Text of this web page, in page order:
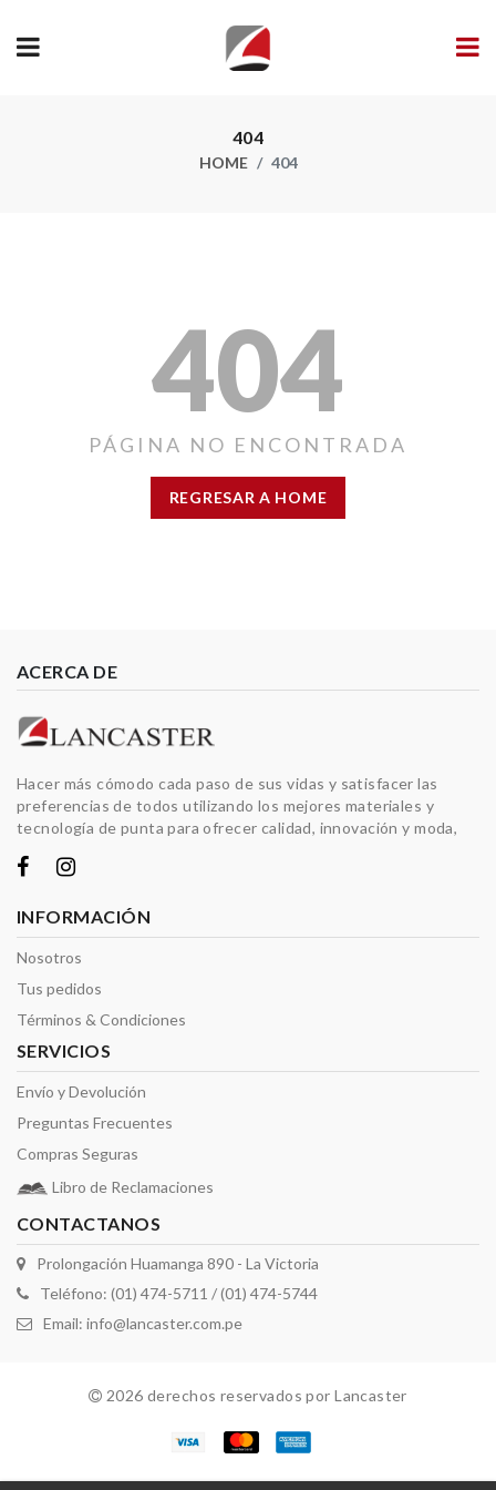
404
HOME 404
404
PÁGINA NO ENCONTRADA
REGRESAR A HOME
ACERCA DE
Hacer más cómodo cada paso de sus vidas y satisfacer las
preferencias de todos utilizando los mejores materiales y
tecnología de punta para ofrecer calidad, innovación y moda,
INFORMACIÓN
Nosotros
Tus pedidos
Términos & Condiciones
SERVICIOS
Envío y Devolución
Preguntas Frecuentes
Compras Seguras
Libro de Reclamaciones
CONTACTANOS
Prolongación Huamanga 890 - La Victoria
Teléfono: (01) 474-5711 / (01) 474-5744
Email: info@lancaster.com.pe
2026 derechos reservados por Lancaster